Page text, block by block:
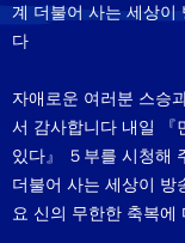
계 더불어 사는 세상이
다
자애로운 여러분 스승
서 감사합니다 내일 『
있다』 ５부를 시청해
더불어 사는 세상이 방
요 신의 무한한 축복에